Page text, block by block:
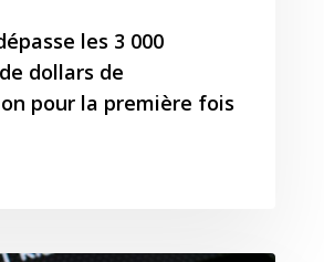
les 3 000
dollars de
pour la première fois